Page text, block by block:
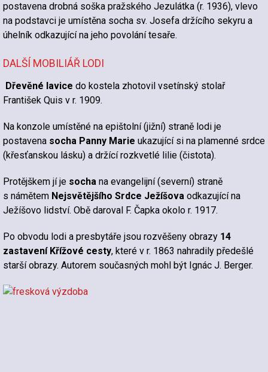
postavena drobná soška pražského Jezulátka (r. 1936), vlevo
na podstavci je umístěna socha sv. Josefa držícího sekyru a
úhelník odkazující na jeho povolání tesaře.
DALŠÍ MOBILIÁŘ LODI
Dřevěné lavice do kostela zhotovil vsetínský stolař
František Quis v r. 1909.
Na konzole umístěné na epištolní (jižní) straně lodi je
postavena socha Panny Marie ukazující si na plamenné srdce
(křesťanskou lásku) a držící rozkvetlé lilie (čistota).
Protějškem jí je socha na evangelijní (severní) straně
s námětem Nejsvětějšího Srdce Ježíšova odkazující na
Ježíšovo lidství. Obě daroval F. Čapka okolo r. 1917.
Po obvodu lodi a presbytáře jsou rozvěšeny obrazy 14
zastavení Křížové cesty, které v r. 1863 nahradily předešlé
starší obrazy. Autorem současných mohl být Ignác J. Berger.